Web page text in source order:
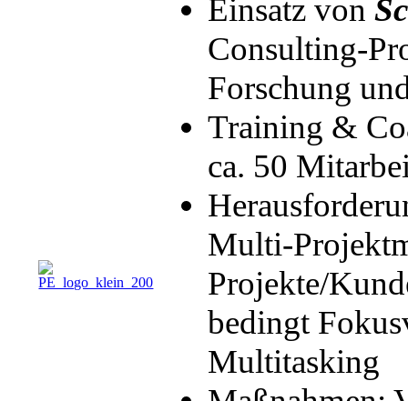
Einsatz von
Consulting-
Forschung
Training &
ca. 50
Multi-
Projekte/
bedingt
Multitasking